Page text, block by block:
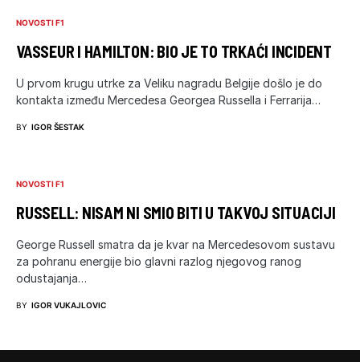
NOVOSTI F1
VASSEUR I HAMILTON: BIO JE TO TRKAĆI INCIDENT
U prvom krugu utrke za Veliku nagradu Belgije došlo je do
kontakta između Mercedesa Georgea Russella i Ferrarija…
BY IGOR ŠESTAK
NOVOSTI F1
RUSSELL: NISAM NI SMIO BITI U TAKVOJ SITUACIJI
George Russell smatra da je kvar na Mercedesovom sustavu
za pohranu energije bio glavni razlog njegovog ranog
odustajanja…
BY IGOR VUKAJLOVIC